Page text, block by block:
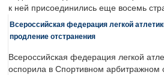
к ней присоединились еще восемь
Всероссийская федерация легкой
продление отстранения
Всероссийская федерация легкой
оспорила в Спортивном арбитражном